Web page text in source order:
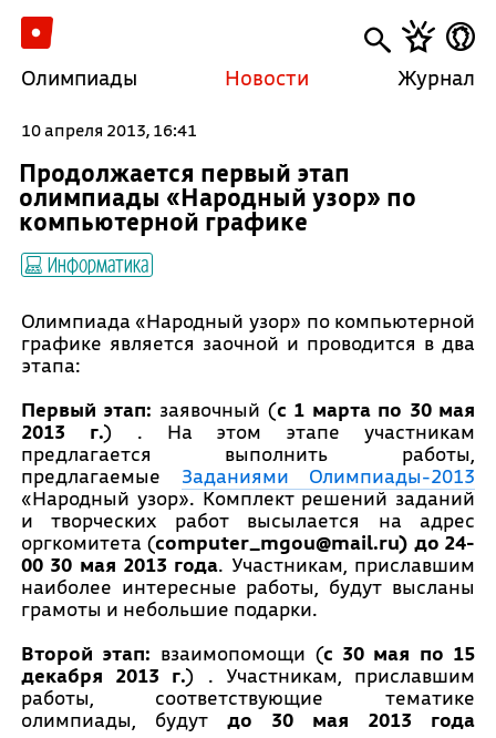
Олимпиады Новости Журнал
10 апреля 2013, 16:41
Продолжается первый этап
олимпиады «Народный узор» по
компьютерной графике
Информатика
Олимпиада «Народный узор» по компьютерной
графике является заочной и проводится в два
этапа:
Первый этап: заявочный (с 1 марта по 30 мая
2013 г.) . На этом этапе участникам
предлагается выполнить работы,
предлагаемые Заданиями Олимпиады-2013
«Народный узор». Комплект решений заданий
и творческих работ высылается на адрес
оргкомитета (computer_mgou@mail.ru) до 24-
00 30 мая 2013 года. Участникам, приславшим
наиболее интересные работы, будут высланы
грамоты и небольшие подарки.
Второй этап: взаимопомощи (с 30 мая по 15
декабря 2013 г.) . Участникам, приславшим
работы, соответствующие тематике
олимпиады, будут до 30 мая 2013 года